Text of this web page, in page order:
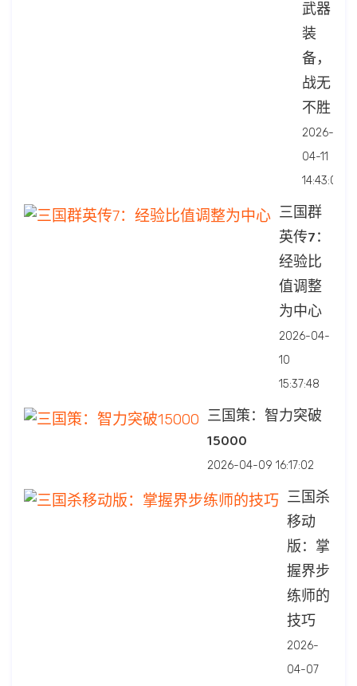
武器
装
备，
战无
不胜
2026-
04-11
14:43:07
三国群
英传7：
经验比
值调整
为中心
2026-04-
10
15:37:48
三国策：智力突破
15000
2026-04-09 16:17:02
三国杀
移动
版：掌
握界步
练师的
技巧
2026-
04-07